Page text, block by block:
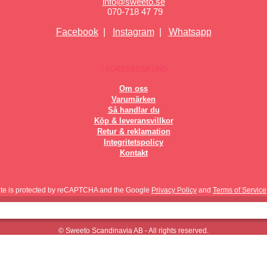
070-718 47 79
Facebook| Instagram| Whatsapp
Om oss
Varumärken
Så handlar du
Köp & leveransvillkor
Retur & reklamation
Integritetspolicy
Kontakt
is protected by reCAPTCHA and the Google Privacy Policy and Terms of Service
© Sweeto Scandinavia AB - All rights reserved.